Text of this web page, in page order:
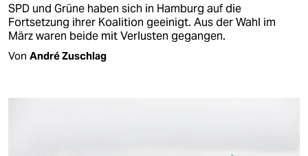
SPD und Grüne haben sich in Hamburg auf die
Fortsetzung ihrer Koalition geeinigt. Aus der Wahl im
März waren beide mit Verlusten gegangen.
Von André Zuschlag